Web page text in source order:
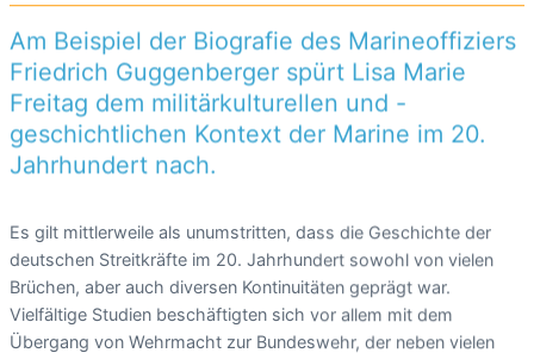
Am Beispiel der Biografie des Marineoffiziers
Friedrich Guggenberger spürt Lisa Marie
Freitag dem militärkulturellen und -
geschichtlichen Kontext der Marine im 20.
Jahrhundert nach.
Es gilt mittlerweile als unumstritten, dass die Geschichte der
deutschen Streitkräfte im 20. Jahrhundert sowohl von vielen
Brüchen, aber auch diversen Kontinuitäten geprägt war.
Vielfältige Studien beschäftigten sich vor allem mit dem
Übergang von Wehrmacht zur Bundeswehr, der neben vielen